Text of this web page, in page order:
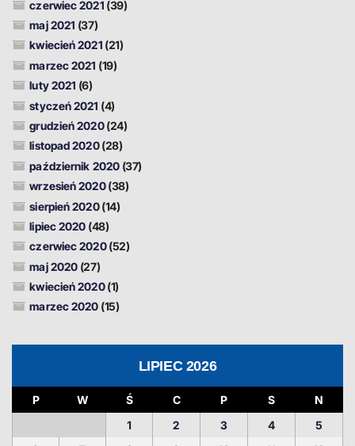
czerwiec 2021 (39)
maj 2021 (37)
kwiecień 2021 (21)
marzec 2021 (19)
luty 2021 (6)
styczeń 2021 (4)
grudzień 2020(24)
listopad 2020(28)
październik 2020(37)
wrzesień 2020(38)
sierpień 2020(14)
lipiec 2020 (48)
czerwiec 2020(52)
maj 2020 (27)
kwiecień 2020(1)
marzec 2020 (15)
LIPIEC 2026
P W Ś C P S
N
1
2 3 4
5